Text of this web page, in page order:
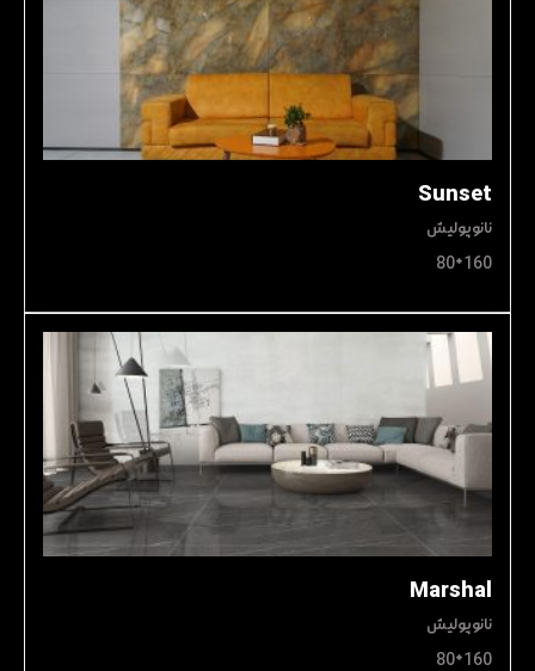
Sunset
نانوپولیش
160*80
Marshal
نانوپولیش
160*80